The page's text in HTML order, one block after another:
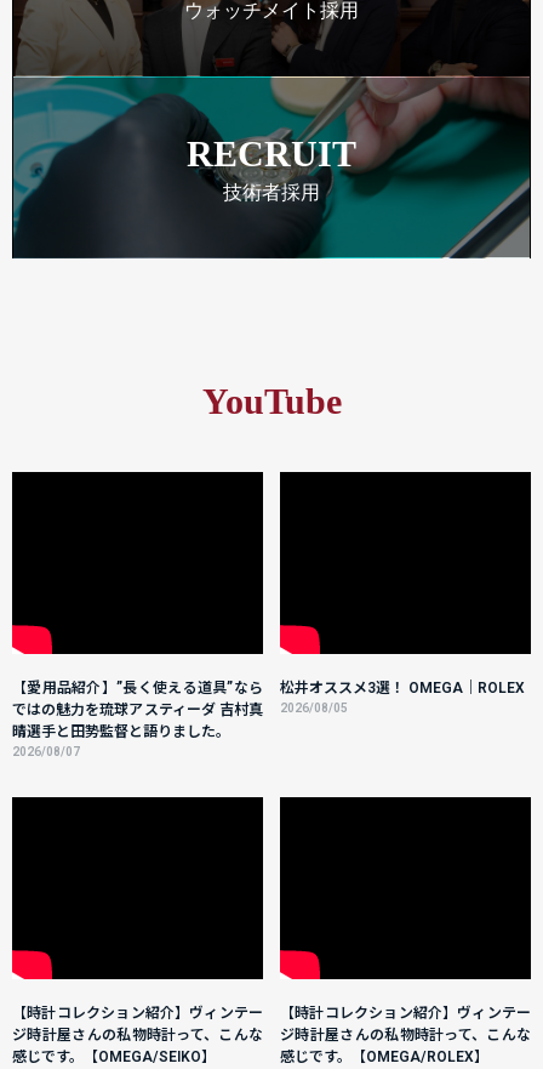
ウォッチメイト採用
RECRUIT
技術者採用
YouTube
【愛用品紹介】”長く使える道具”なら
ではの魅力を琉球アスティーダ 吉村真
晴選手と田㔟監督と語りました。
2026/08/07
松井オススメ3選！ OMEGA｜ROLEX
2026/08/05
【時計コレクション紹介】ヴィンテー
ジ時計屋さんの私物時計って、こんな
感じです。【OMEGA/SEIKO】
【時計コレクション紹介】ヴィンテー
ジ時計屋さんの私物時計って、こんな
感じです。【OMEGA/ROLEX】